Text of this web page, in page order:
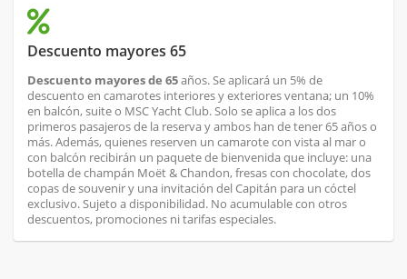
Descuento mayores 65
Descuento mayores de 65años. Se aplicará un 5% de
descuento en camarotes interiores y exteriores ventana; un 10%
en balcón, suite o MSC Yacht Club. Solo se aplica a los dos
primeros pasajeros de la reserva y ambos han de tener 65 años o
más. Además, quienes reserven un camarote con vista al mar o
con balcón recibirán un paquete de bienvenida que incluye: una
botella de champán Moët & Chandon, fresas con chocolate, dos
copas de souvenir y una invitación del Capitán para un cóctel
exclusivo. Sujeto a disponibilidad. No acumulable con otros
descuentos, promociones ni tarifas especiales.